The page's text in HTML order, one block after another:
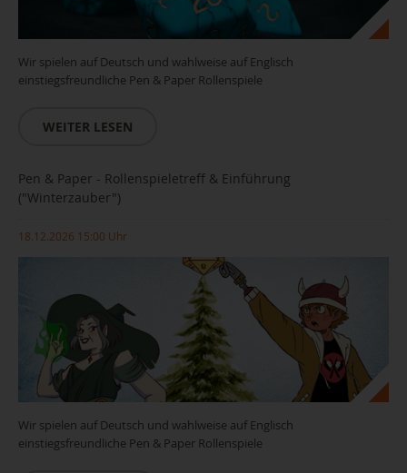
Wir spielen auf Deutsch und wahlweise auf Englisch
einstiegsfreundliche Pen & Paper Rollenspiele
WEITER LESEN
Pen & Paper - Rollenspieletreff & Einführung
("Winterzauber")
18.12.2026 15:00 Uhr
Wir spielen auf Deutsch und wahlweise auf Englisch
einstiegsfreundliche Pen & Paper Rollenspiele